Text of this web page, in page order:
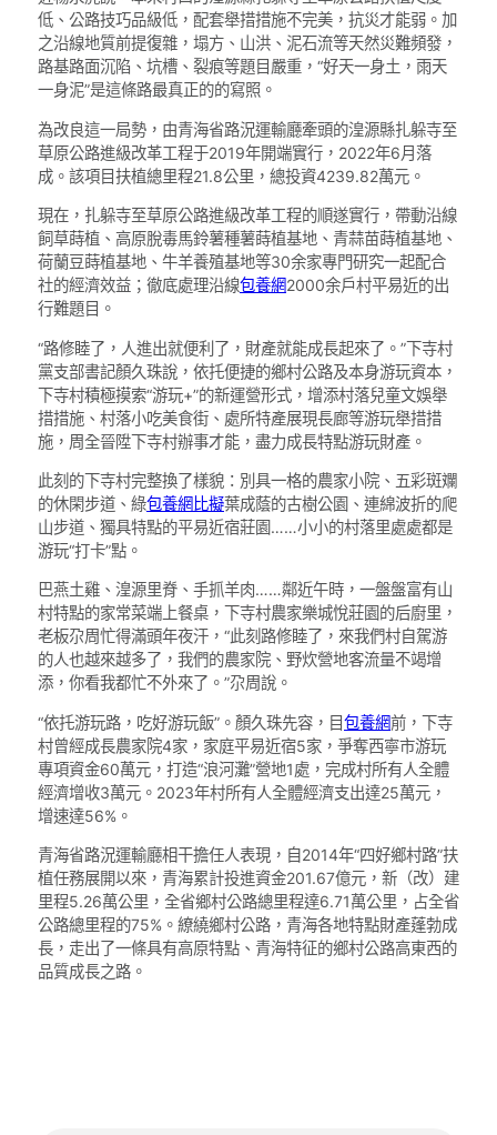
低、公路技巧品級低，配套舉措措施不完美，抗災才能弱。加
之沿線地質前提復雜，塌方、山洪、泥石流等天然災難頻發，
路基路面沉陷、坑槽、裂痕等題目嚴重，“好天一身土，雨天
一身泥”是這條路最真正的的寫照。
為改良這一局勢，由青海省路況運輸廳牽頭的湟源縣扎躲寺至
草原公路進級改革工程于2019年開端實行，2022年6月落
成。該項目扶植總里程21.8公里，總投資4239.82萬元。
現在，扎躲寺至草原公路進級改革工程的順遂實行，帶動沿線
飼草蒔植、高原脫毒馬鈴薯種薯蒔植基地、青蒜苗蒔植基地、
荷蘭豆蒔植基地、牛羊養殖基地等30余家專門研究一起配合
社的經濟效益；徹底處理沿線包養網2000余戶村平易近的出
行難題目。
“路修睦了，人進出就便利了，財產就能成長起來了。”下寺村
黨支部書記顏久珠說，依托便捷的鄉村公路及本身游玩資本，
下寺村積極摸索“游玩+”的新運營形式，增添村落兒童文娛舉
措措施、村落小吃美食街、處所特產展現長廊等游玩舉措措
施，周全晉陞下寺村辦事才能，盡力成長特點游玩財產。
此刻的下寺村完整換了樣貌：別具一格的農家小院、五彩斑斕
的休閑步道、綠包養網比擬葉成蔭的古樹公園、連綿波折的爬
山步道、獨具特點的平易近宿莊園……小小的村落里處處都是
游玩“打卡”點。
巴燕土雞、湟源里脊、手抓羊肉……鄰近午時，一盤盤富有山
村特點的家常菜端上餐桌，下寺村農家樂城悅莊園的后廚里，
老板尕周忙得滿頭年夜汗，“此刻路修睦了，來我們村自駕游
的人也越來越多了，我們的農家院、野炊營地客流量不竭增
添，你看我都忙不外來了。”尕周說。
“依托游玩路，吃好游玩飯”。顏久珠先容，目包養網前，下寺
村曾經成長農家院4家，家庭平易近宿5家，爭奪西寧市游玩
專項資金60萬元，打造“浪河灘”營地1處，完成村所有人全體
經濟增收3萬元。2023年村所有人全體經濟支出達25萬元，
增速達56%。
青海省路況運輸廳相干擔任人表現，自2014年“四好鄉村路”扶
植任務展開以來，青海累計投進資金201.67億元，新（改）建
里程5.26萬公里，全省鄉村公路總里程達6.71萬公里，占全省
公路總里程的75%。繚繞鄉村公路，青海各地特點財產蓬勃成
長，走出了一條具有高原特點、青海特征的鄉村公路高東西的
品質成長之路。